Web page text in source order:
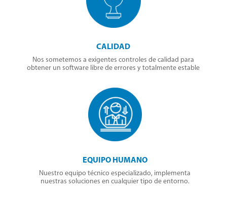
CALIDAD
Nos sometemos a exigentes controles de calidad para
obtener un software libre de errores y totalmente estable
EQUIPO HUMANO
Nuestro equipo técnico especializado, implementa
nuestras soluciones en cualquier tipo de entorno.